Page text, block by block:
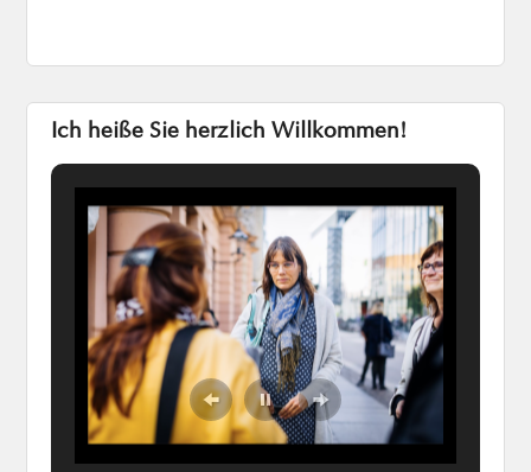
Ich heiße Sie herzlich Willkommen!